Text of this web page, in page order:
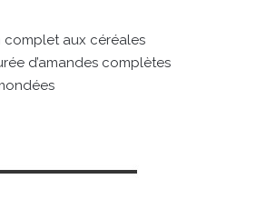
aux céréales
d’amandes complètes